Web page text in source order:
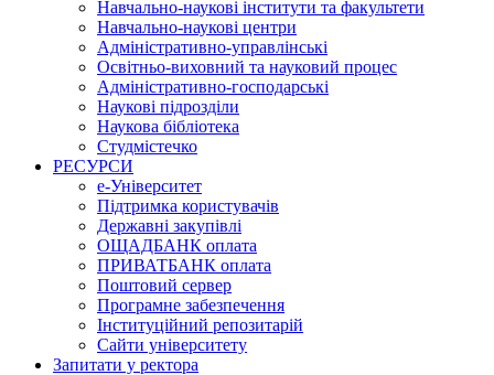
Навчально-наукові інститути та факультети
Навчально-наукові центри
Адміністративно-управлінські
Освітньо-виховний та науковий процес
Адміністративно-господарські
Наукові підрозділи
Наукова бібліотека
Студмістечко
РЕСУРСИ
е-Університет
Підтримка користувачів
Державні закупівлі
ОЩАДБАНК оплата
ПРИВАТБАНК оплата
Поштовий сервер
Програмне забезпечення
Інституційний репозитарій
Сайти університету
Запитати у ректора